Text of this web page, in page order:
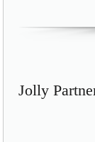
Jolly